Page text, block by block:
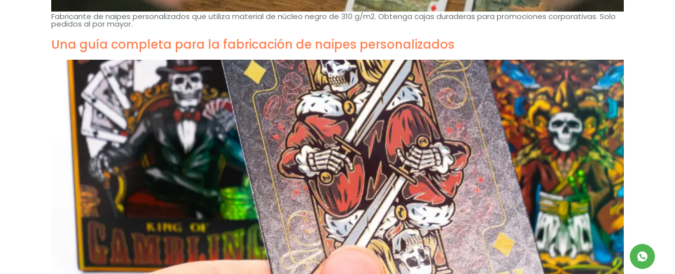
Fabricante de naipes personalizados que utiliza material de núcleo negro de 310 g/m2. Obtenga cajas duraderas para promociones corporativas. Solo
pedidos al por mayor.
Una guía completa para la fabricación de naipes personalizados